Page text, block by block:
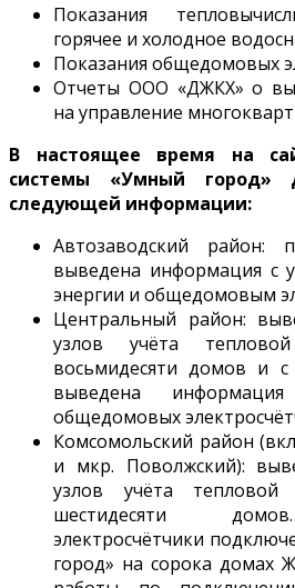
Показания
горячее и холодное
Показания общедомовых
Отчеты ООО «ДЖКХ» о
на управление
В настоящее время на
системы «Умный город»
следующей информации:
Автозаводский район:
выведена информация с
энергии и общедомовым
Центральный район:
узлов учёта
восьмидесяти домов и
выведена
общедомовых
Комсомольский район
и мкр. Поволжский):
узлов учёта тепловой
шестидесяти
электросчётчики
город» на сорока домах